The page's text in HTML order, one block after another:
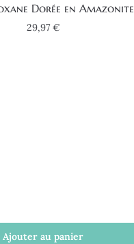
Dorée en Amazonite
29,97€
Ajouter au panier